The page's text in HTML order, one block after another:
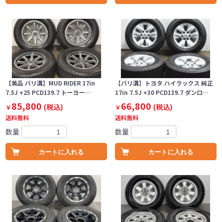
【美品 バリ溝】MUD RIDER 17in
7.5J +25 PCD139.7 トーヨー…
￥85,800 (税込)
送料無料
数量
カートに入れる
【バリ溝】トヨタ ハイラックス 純正
17in 7.5J +30 PCD139.7 ダンロ…
￥66,800 (税込)
送料無料
数量
カートに入れる